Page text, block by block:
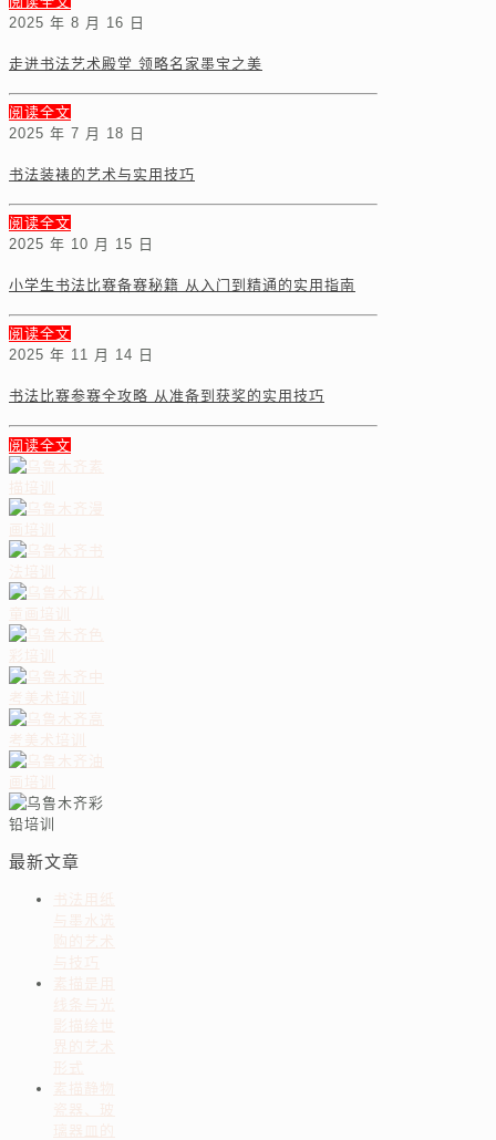
2025 年 8 月 16 日
走进书法艺术殿堂 领略名家墨宝之美
阅读全文
2025 年 7 月 18 日
书法装裱的艺术与实用技巧
阅读全文
2025 年 10 月 15 日
小学生书法比赛备赛秘籍 从入门到精通的实用指南
阅读全文
2025 年 11 月 14 日
书法比赛参赛全攻略 从准备到获奖的实用技巧
阅读全文
最新文章
书法用纸
与墨水选
购的艺术
与技巧
素描是用
线条与光
影描绘世
界的艺术
形式
素描静物
瓷器、玻
璃器皿的